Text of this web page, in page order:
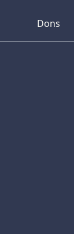
Dons